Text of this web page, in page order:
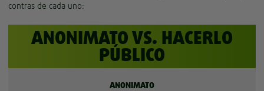
contras de cada uno:
ANONIMATO VS. HACERLO
PÚBLICO
ANONIMATO